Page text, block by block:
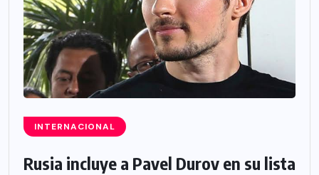
INTERNACIONAL
Rusia incluye a Pavel Durov en su lista